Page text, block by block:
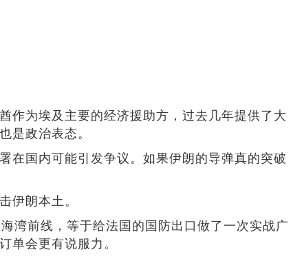
作为埃及主要的经济援助方，过去几年提供了大
是政治表态。
在国内可能引发争议。如果伊朗的导弹真的突破
伊朗本土。
湾前线，等于给法国的国防出口做了一次实战广
单会更有说服力。